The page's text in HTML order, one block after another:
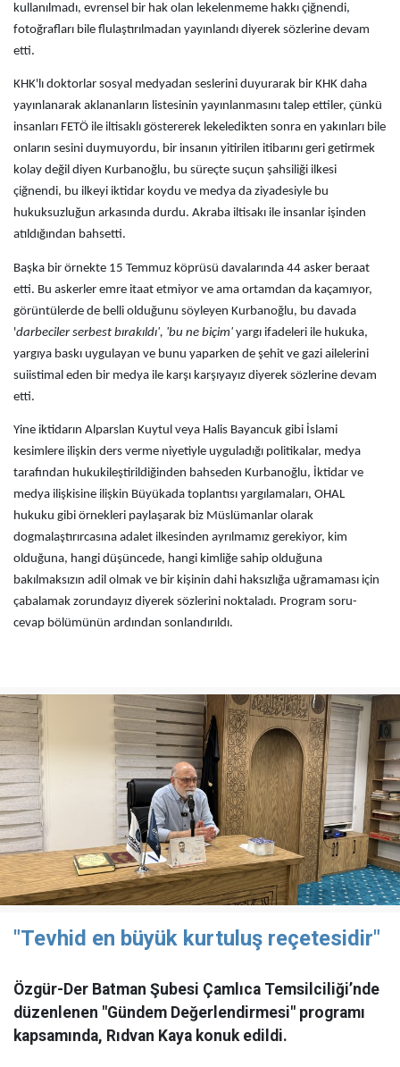
kullanılmadı, evrensel bir hak olan lekelenmeme hakkı çiğnendi,
fotoğrafları bile flulaştırılmadan yayınlandı diyerek sözlerine devam
etti.
KHK'lı doktorlar sosyal medyadan seslerini duyurarak bir KHK daha
yayınlanarak aklananların listesinin yayınlanmasını talep ettiler, çünkü
insanları FETÖ ile iltisaklı göstererek lekeledikten sonra en yakınları bile
onların sesini duymuyordu, bir insanın yitirilen itibarını geri getirmek
kolay değil diyen Kurbanoğlu, bu süreçte suçun şahsiliği ilkesi
çiğnendi, bu ilkeyi iktidar koydu ve medya da ziyadesiyle bu
hukuksuzluğun arkasında durdu. Akraba iltisakı ile insanlar işinden
atıldığından bahsetti.
Başka bir örnekte 15 Temmuz köprüsü davalarında 44 asker beraat
etti. Bu askerler emre itaat etmiyor ve ama ortamdan da kaçamıyor,
görüntülerde de belli olduğunu söyleyen Kurbanoğlu, bu davada
'darbeciler serbest bırakıldı', 'bu ne biçim' yargı ifadeleri ile hukuka,
yargıya baskı uygulayan ve bunu yaparken de şehit ve gazi ailelerini
suiistimal eden bir medya ile karşı karşıyayız diyerek sözlerine devam
etti.
Yine iktidarın Alparslan Kuytul veya Halis Bayancuk gibi İslami
kesimlere ilişkin ders verme niyetiyle uyguladığı politikalar, medya
tarafından hukukileştirildiğinden bahseden Kurbanoğlu, İktidar ve
medya ilişkisine ilişkin Büyükada toplantısı yargılamaları, OHAL
hukuku gibi örnekleri paylaşarak biz Müslümanlar olarak
dogmalaştırırcasına adalet ilkesinden ayrılmamız gerekiyor, kim
olduğuna, hangi düşüncede, hangi kimliğe sahip olduğuna
bakılmaksızın adil olmak ve bir kişinin dahi haksızlığa uğramaması için
çabalamak zorundayız diyerek sözlerini noktaladı. Program soru-
cevap bölümünün ardından sonlandırıldı.
"Tevhid en büyük kurtuluş reçetesidir"
Özgür-Der Batman Şubesi Çamlıca Temsilciliği’nde
düzenlenen "Gündem Değerlendirmesi" programı
kapsamında, Rıdvan Kaya konuk edildi.